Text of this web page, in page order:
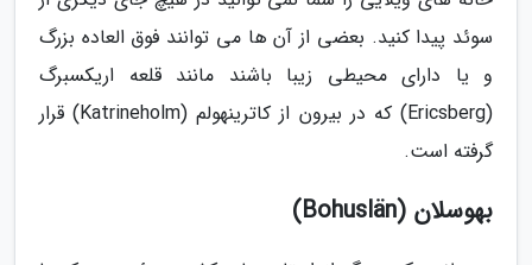
سوئد پیدا کنید. بعضی از آن ها می توانند فوق العاده بزرگ
و یا دارای محیطی زیبا باشند مانند قلعه اریکسبرگ
(Ericsberg) که در بیرون از کاترینهولم (Katrineholm) قرار
گرفته است.
بهوسلان (Bohuslän)